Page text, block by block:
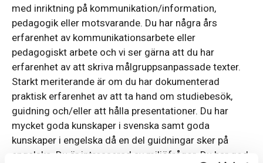
med inriktning på kommunikation/information,
pedagogik eller motsvarande. Du har några års
erfarenhet av kommunikationsarbete eller
pedagogiskt arbete och vi ser gärna att du har
erfarenhet av att skriva målgruppsanpassade texter.
Starkt meriterande är om du har dokumenterad
praktisk erfarenhet av att ta hand om studiebesök,
guidning och/eller att hålla presentationer. Du har
mycket goda kunskaper i svenska samt goda
kunskaper i engelska då en del guidningar sker på
engelska. Du är intresserad av miljöfrågor. Du har god